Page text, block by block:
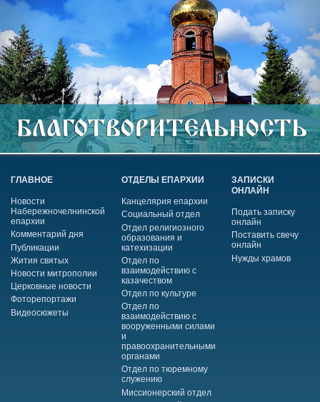
ГЛАВНОЕ
Новости
Набережночелнинской
епархии
Комментарий дня
Публикации
Жития святых
Новости митрополии
Церковные новости
Фоторепортажи
Видеосюжеты
ОТДЕЛЫ ЕПАРХИИ
Канцелярия епархии
Социальный отдел
Отдел религиозного
образования и
катехизации
Отдел по
взаимодействию с
казачеством
Отдел по культуре
Отдел по
взаимодействию с
вооруженными силами
и
правоохранительными
органами
Отдел по тюремному
служению
Миссионерский отдел
ЗАПИСКИ
ОНЛАЙН
Подать записку
онлайн
Поставить свечу
онлайн
Нужды храмов